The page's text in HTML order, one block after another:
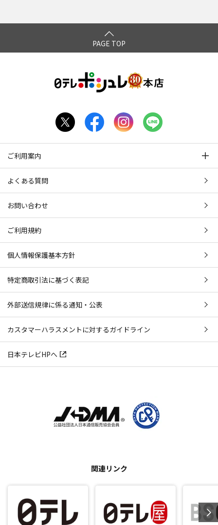
PAGE TOP
ご利用案内
よくある質問
お問い合わせ
ご利用規約
個人情報保護基本方針
特定商取引法に基づく表記
外部送信規律に係る通知・公表
カスタマーハラスメントに対するガイドライン
日本テレビHPへ
関連リンク